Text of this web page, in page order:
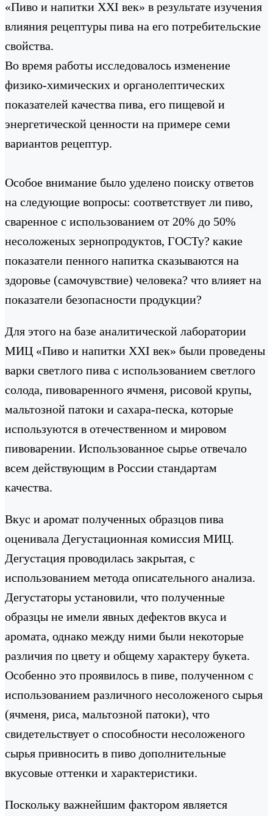
«Пиво и напитки XXI век» в результате изучения
влияния рецептуры пива на его потребительские
свойства.
Во время работы исследовалось изменение
физико-химических и органолептических
показателей качества пива, его пищевой и
энергетической ценности на примере семи
вариантов рецептур.
Особое внимание было уделено поиску ответов
на следующие вопросы: соответствует ли пиво,
сваренное с использованием от 20% до 50%
несоложеных зернопродуктов, ГОСТу? какие
показатели пенного напитка сказываются на
здоровье (самочувствие) человека? что влияет на
показатели безопасности продукции?
Для этого на базе аналитической лаборатории
МИЦ «Пиво и напитки XXI век» были проведены
варки светлого пива с использованием светлого
солода, пивоваренного ячменя, рисовой крупы,
мальтозной патоки и сахара-песка, которые
используются в отечественном и мировом
пивоварении. Использованное сырье отвечало
всем действующим в России стандартам
качества.
Вкус и аромат полученных образцов пива
оценивала Дегустационная комиссия МИЦ.
Дегустация проводилась закрытая, с
использованием метода описательного анализа.
Дегустаторы установили, что полученные
образцы не имели явных дефектов вкуса и
аромата, однако между ними были некоторые
различия по цвету и общему характеру букета.
Особенно это проявилось в пиве, полученном с
использованием различного несоложеного сырья
(ячменя, риса, мальтозной патоки), что
свидетельствует о способности несоложеного
сырья привносить в пиво дополнительные
вкусовые оттенки и характеристики.
Поскольку важнейшим фактором является